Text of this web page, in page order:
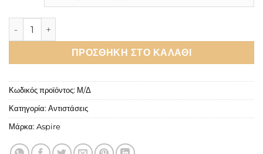
Aspire Nautilus BVC Coils ποσότητα
ΠΡΟΣΘΉΚΗ ΣΤΟ ΚΑΛΆΘΙ
Κωδικός προϊόντος: Μ/Δ
Κατηγορία: Αντιστάσεις
Μάρκα: Aspire